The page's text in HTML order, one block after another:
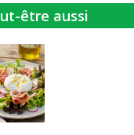
être aussi